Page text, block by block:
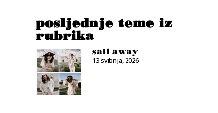
posljednje teme iz
rubrika
sail away
13 svibnja, 2026